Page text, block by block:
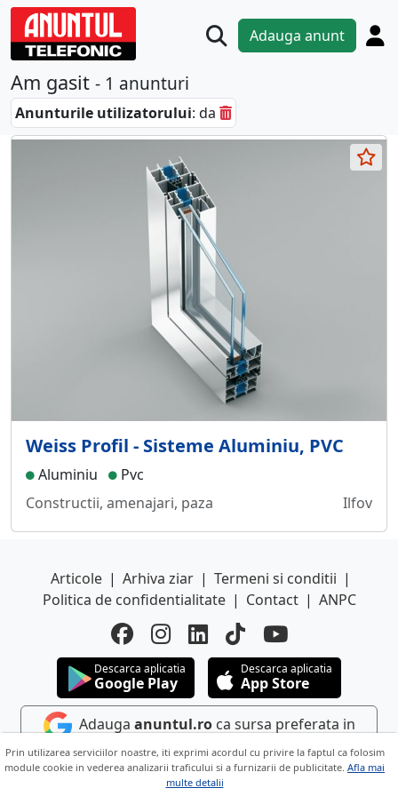
Adauga anunt
Am gasit - 1 anunturi
Anunturile utilizatorului: da
Weiss Profil - Sisteme Aluminiu, PVC
Aluminiu
Pvc
Constructii, amenajari, paza
Ilfov
Articole | Arhiva ziar | Termeni si conditii |
Politica de confidentialitate | Contact | ANPC
Descarca aplicatia
Google Play
Descarca aplicatia
App Store
Adauga anuntul.roca sursa preferata in
Google
Copyright © 2026 ANUNTUL TELEFONIC
Prin utilizarea serviciilor noastre, iti exprimi acordul cu privire la faptul ca folosim
module cookie in vederea analizarii traficului si a furnizarii de publicitate. Afla mai
multe detalii